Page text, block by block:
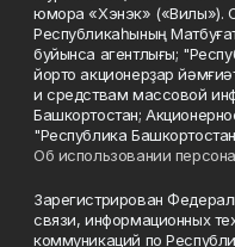
юмора «Хэнэк» («Вилы»).
Республикаһының
буйынса агентлығы;
йорто акционерҙар
и средствам массовой
Башкортостан;
"Республика
Об использовании
Зарегистрирован
связи, информационных
коммуникаций по